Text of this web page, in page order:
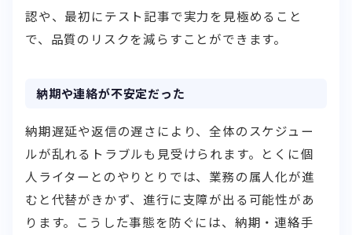
認や、最初にテスト記事で実力を見極めること
で、品質のリスクを減らすことができます。
納期や連絡が不安定だった
納期遅延や返信の遅さにより、全体のスケジュー
ルが乱れるトラブルも見受けられます。とくに個
人ライターとのやりとりでは、業務の属人化が進
むと代替がきかず、進行に支障が出る可能性があ
ります。こうした事態を防ぐには、納期・連絡手